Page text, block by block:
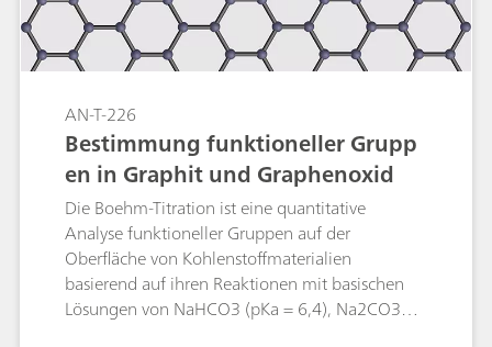
AN-T-226
Bestimmung funktioneller Grupp
en in Graphit und Graphenoxid
Die Boehm-Titration ist eine quantitative
Analyse funktioneller Gruppen auf der
Oberfläche von Kohlenstoffmaterialien
basierend auf ihren Reaktionen mit basischen
Lösungen von NaHCO3 (pKa = 6,4), Na2CO3